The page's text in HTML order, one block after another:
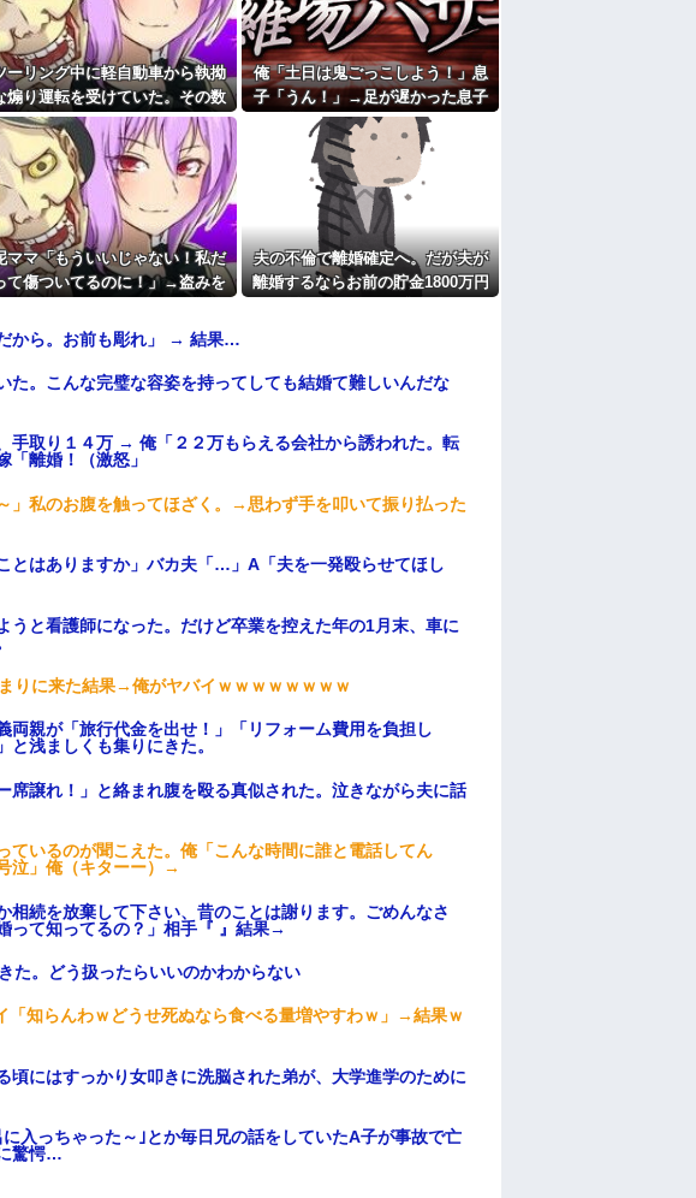
ら孫が怪我した迎えにと連絡あり。石をどかしてミミズ集め足の
たそうな
レゼントを贈ったのに連絡がない！（怒』私「届いてないし、
ませんけど…」→ たぶん今年いちばんのホラー
を払わない彼氏。催促したら小銭で1000円渡され『外食奢るか
言われて・・・
義弟嫁が私に張り合いたがる。「海外どこ行った？」と聞いて
いところへ行き「幼稚園どこに入れる？習い事は？」と根掘り
安が悪く、弱いものいじめや犯罪を楽しみながら行うことが陽
た
り立ちを調べてみたよ
ーリング中に軽自動車から執拗
煽り運転を受けていた。その数
後、思わぬ結末を目撃すること
になり…
俺「土日は鬼ごっこしよう！」息
子「うん！」→足が遅かった息子
と本気で遊び続けた10年後…
ママ「もういいじゃない！私だ
て傷ついてるのに！」→盗みを
アピール。その言い分に周囲か
ら笑いが漏れてしまい…
夫の不倫で離婚確定へ。だが夫が
離婚するならお前の貯金1800万円
から。お前も彫れ」 → 結果…
た。こんな完璧な容姿を持ってしても結婚て難しいんだな
手取り１４万 → 俺「２２万もらえる会社から誘われた。転
「離婚！（激怒」
」私のお腹を触ってほざく。→思わず手を叩いて振り払った
とはありますか」バカ夫「…」A「夫を一発殴らせてほし
うと看護師になった。だけど卒業を控えた年の1月末、車に
りに来た結果→俺がヤバイｗｗｗｗｗｗｗｗ
親が「旅行代金を出せ！」「リフォーム費用を負担し
浅ましくも集りにきた。
席譲れ！」と絡まれ腹を殴る真似された。泣きながら夫に話
ているのが聞こえた。俺「こんな時間に誰と電話してん
泣」俺（キターー）→
続を放棄して下さい、昔のことは謝ります。ごめんなさ
って知ってるの？」相手『 』結果→
た。どう扱ったらいいのかわからない
「知らんわｗどうせ死ぬなら食べる量増やすわｗ」→結果ｗ
頃にはすっかり女叩きに洗脳された弟が、大学進学のために
に入っちゃった～｣とか毎日兄の話をしていたA子が事故で亡
驚愕…